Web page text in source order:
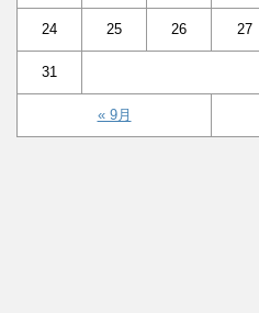
« 9月
24 25 26 27
31